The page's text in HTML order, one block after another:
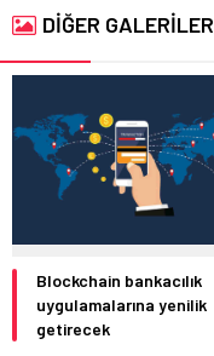
DİĞER GALERİLER
Blockchain bankacılık
uygulamalarına yenilik
getirecek